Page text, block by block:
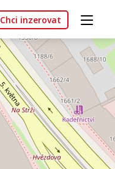
Chci inzerovat